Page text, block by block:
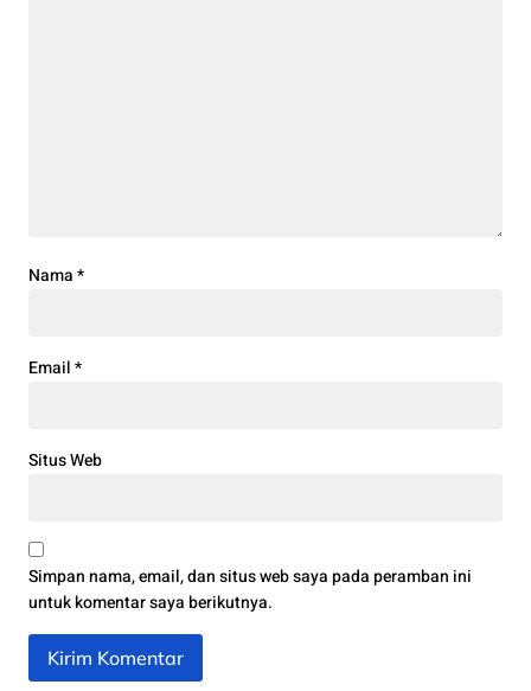
Nama*
Email*
Situs Web
Simpan nama, email, dan situs web saya pada peramban ini
untuk komentar saya berikutnya.